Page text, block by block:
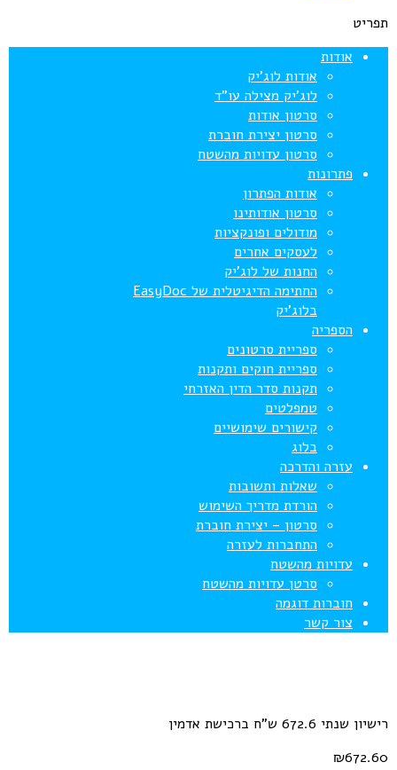
תפריט
אודות
אודות לוג’יק
לוג’יק מצילה עו”ד
סרטון אודות
סרטון יצירת חוברת
סרטון עדויות מהשטח
פתרונות
אודות הפתרון
סרטון אודותינו
מודולים ופונקציות
לעסקים אחרים
החנות של לוג’יק
החתימה הדיגיטלית של EasyDoc
בלוג’יק
הספריה
ספריית סרטונים
ספריית חוקים ותקנות
תקנות סדר הדין האזרחי
טמפלטים
קישורים שימושיים
בלוג
עזרה והדרכה
שאלות ותשובות
הורדת מדריך השימוש
סרטון – יצירת חוברת
התחברות לעזרה
עדויות מהשטח
סרטן עדויות מהשטח
חוברות דוגמה
צור קשר
רישיון שנתי 672.6 ש”ח ברכישת אדמין
₪672.60